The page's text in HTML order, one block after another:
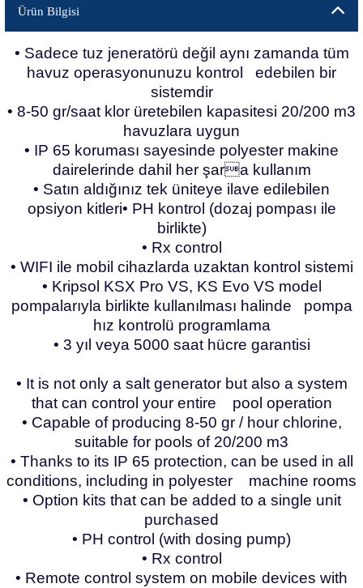
Ürün Bilgisi
• Sadece tuz jeneratörü değil aynı zamanda tüm
havuz operasyonunuzu kontrol edebilen bir
sistemdir
• 8-50 gr/saat klor üretebilen kapasitesi 20/200 m3
havuzlara uygun
• IP 65 koruması sayesinde polyester makine
dairelerinde dahil her şara kullanım
• Satın aldığınız tek üniteye ilave edilebilen
opsiyon kitleri• PH kontrol (dozaj pompası ile
birlikte)
• Rx control
• WIFI ile mobil cihazlarda uzaktan kontrol sistemi
• Kripsol KSX Pro VS, KS Evo VS model
pompalarıyla birlikte kullanılması halinde pompa
hız kontrolü programlama
• 3 yıl veya 5000 saat hücre garantisi
• It is not only a salt generator but also a system
that can control your entire pool operation
• Capable of producing 8-50 gr / hour chlorine,
suitable for pools of 20/200 m3
• Thanks to its IP 65 protection, can be used in all
conditions, including in polyester machine rooms
• Option kits that can be added to a single unit
purchased
• PH control (with dosing pump)
• Rx control
• Remote control system on mobile devices with